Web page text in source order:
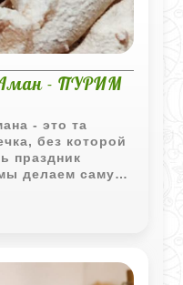
- ПУРИМ
- это та
без которой
праздник
делаем самую
которая
и ароматной за
цедры. Само
и с